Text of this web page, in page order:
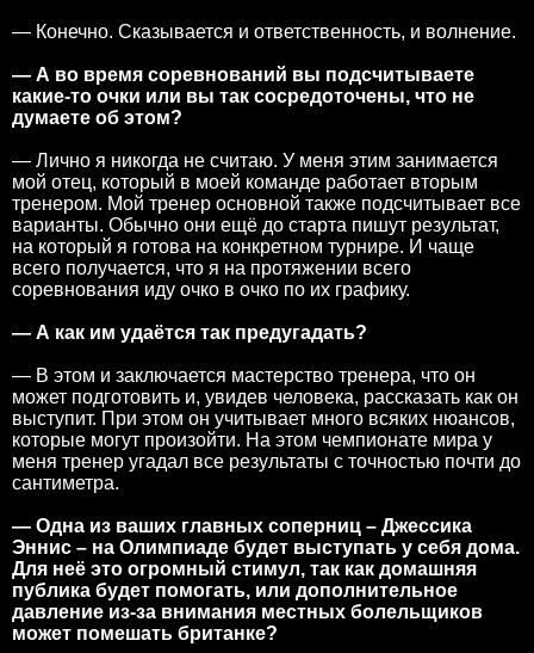
— Конечно. Сказывается и ответственность, и волнение.
— А во время соревнований вы подсчитываете
какие-то очки или вы так сосредоточены, что не
думаете об этом?
— Лично я никогда не считаю. У меня этим занимается
мой отец, который в моей команде работает вторым
тренером. Мой тренер основной также подсчитывает все
варианты. Обычно они ещё до старта пишут результат,
на который я готова на конкретном турнире. И чаще
всего получается, что я на протяжении всего
соревнования иду очко в очко по их графику.
— А как им удаётся так предугадать?
— В этом и заключается мастерство тренера, что он
может подготовить и, увидев человека, рассказать как он
выступит. При этом он учитывает много всяких нюансов,
которые могут произойти. На этом чемпионате мира у
меня тренер угадал все результаты с точностью почти до
сантиметра.
— Одна из ваших главных соперниц – Джессика
Эннис – на Олимпиаде будет выступать у себя дома.
Для неё это огромный стимул, так как домашняя
публика будет помогать, или дополнительное
давление из-за внимания местных болельщиков
может помешать британке?